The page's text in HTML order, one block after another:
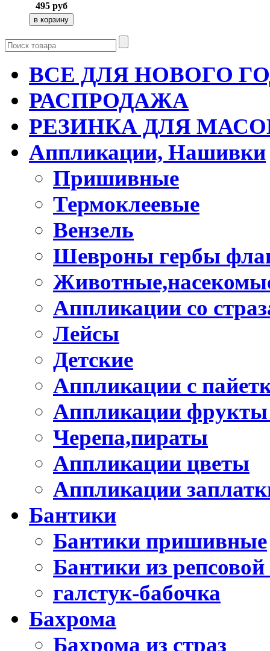
495 руб
ВСЕ ДЛЯ НОВОГО
РАСПРОДАЖА
РЕЗИНКА ДЛЯ
Аппликации, Нашивки
Пришивные
Термоклеевые
Вензель
Шевроны гербы
Аппликации со
Лейсы
Детские
Аппликации с
Аппликации
Черепа,пираты
Аппликации цветы
Аппликации
Бантики
Бантики пришивные
Бантики из
галстук-бабочка
Бахрома
Бахрома из страз